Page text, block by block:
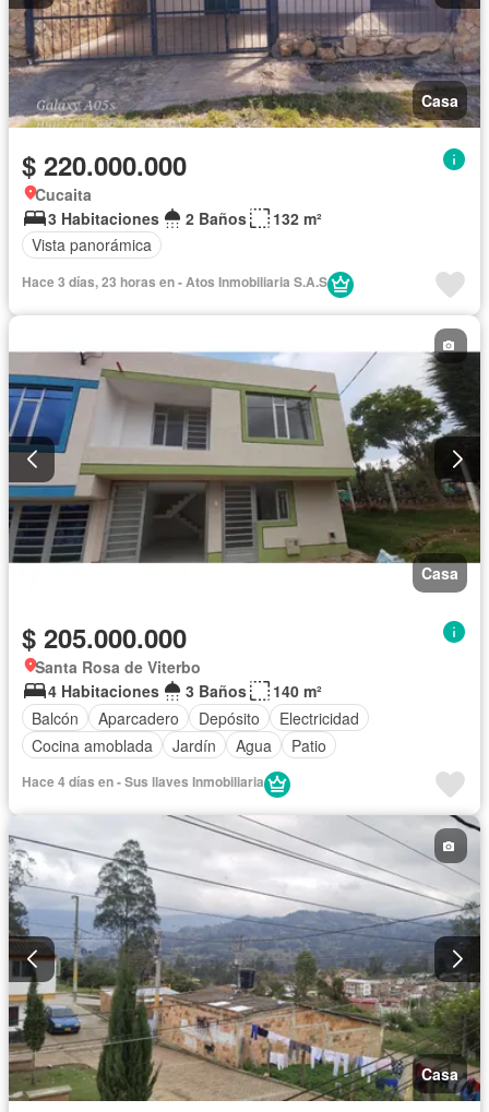
Casa
$ 220.000.000
Cucaita
3 Habitaciones
2 Baños
132 m²
Vista panorámica
Hace 3 días, 23 horas en - Atos Inmobiliaria S.A.S
Casa
$ 205.000.000
Santa Rosa de Viterbo
4 Habitaciones
3 Baños
140 m²
Balcón
Aparcadero Depósito
Electricidad
Cocina amoblada
Jardín Agua Patio
Hace 4 días en - Sus llaves Inmobiliaria
Casa